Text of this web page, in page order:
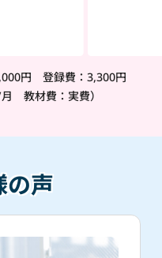
円 登録費：3,300円
教材費：実費）
の声